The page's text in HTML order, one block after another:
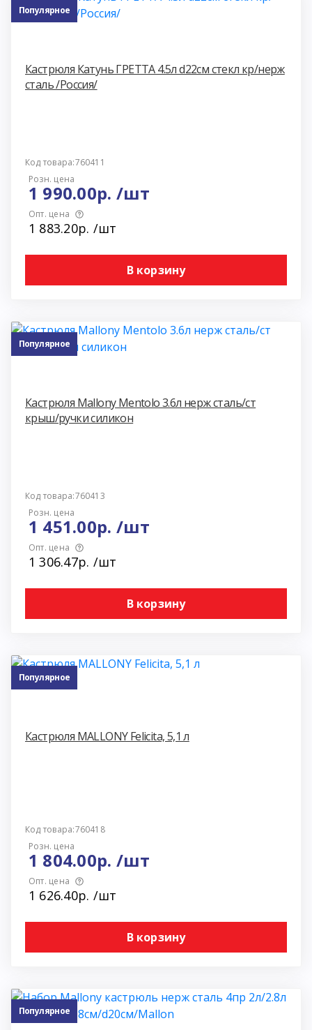
Популярное
Кастрюля Катунь ГРЕТТА 4.5л d22см стекл кр/нерж
сталь /Россия/
Код товара:760411
Розн. цена
1 990.00р. /шт
Опт. цена
1 883.20р. /шт
В корзину
Популярное
Кастрюля Mallony Mentolo 3.6л нерж сталь/ст
крыш/ручки силикон
Код товара:760413
Розн. цена
1 451.00р. /шт
Опт. цена
1 306.47р. /шт
В корзину
Популярное
Кастрюля MALLONY Felicita, 5,1 л
Код товара:760418
Розн. цена
1 804.00р. /шт
Опт. цена
1 626.40р. /шт
В корзину
Популярное